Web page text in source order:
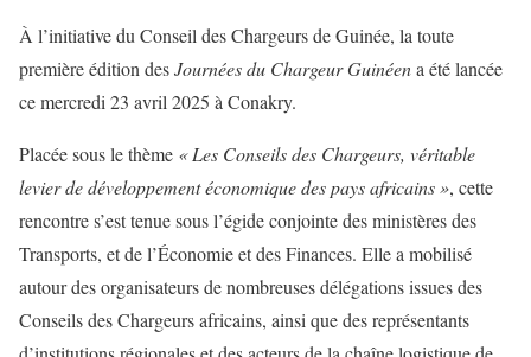
À l’initiative du Conseil des Chargeurs de Guinée, la toute
première édition desJournées du Chargeur Guinéena été lancée
ce mercredi 23 avril 2025 à Conakry.
Placée sous le thème « Les Conseils des Chargeurs, véritable
levier de développement économique des pays africains », cette
rencontre s’est tenue sous l’égide conjointe des ministères des
Transports, et de l’Économie et des Finances. Elle a mobilisé
autour des organisateurs de nombreuses délégations issues des
Conseils des Chargeurs africains, ainsi que des représentants